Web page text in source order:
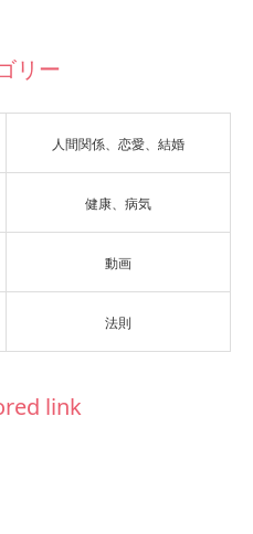
リー
人間関係、恋愛、結婚
健康、病気
動画
法則
link